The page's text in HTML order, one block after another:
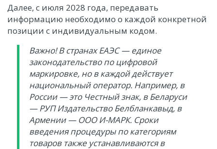
Далее, с июля 2028 года, передавать
информацию необходимо о каждой конкретной
позиции с индивидуальным кодом.
Важно! В странах ЕАЭС — единое
законодательство по цифровой
маркировке, но в каждой действует
национальный оператор. Например, в
России — это Честный знак, в Беларуси
— РУП Издательство Белбланкавыд, в
Армении — ООО И-МАРК. Сроки
введения процедуры по категориям
товаров также устанавливаются в